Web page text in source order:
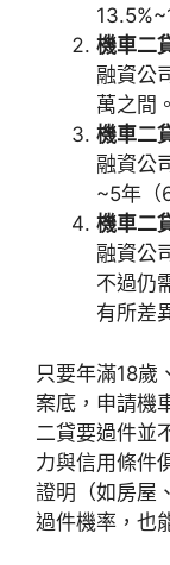
機車二
融資公
萬之間。
機車二
融資公
~5年（
機車二
融資公
不過仍
有所差
只要年滿18歲
案底，申請機
二貸要過件並
力與信用條件
證明（如房屋
過件機率，也